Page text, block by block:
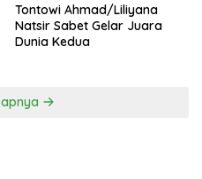
Tontowi Ahmad/Liliyana
Natsir Sabet Gelar Juara
Dunia Kedua